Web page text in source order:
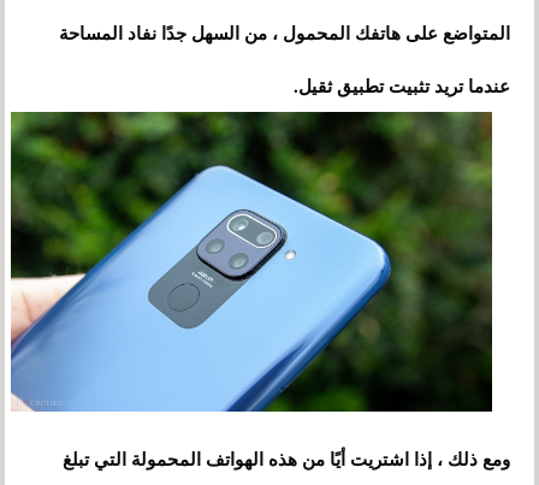
المتواضع على هاتفك المحمول ، من السهل جدًا نفاد المساحة
عندما تريد تثبيت تطبيق ثقيل.
ومع ذلك ، إذا اشتريت أيًا من هذه الهواتف المحمولة التي تبلغ